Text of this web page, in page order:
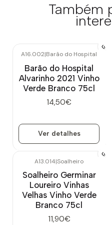
Também
A16.002|Barão do Hospital
Barão do Hospital
Alvarinho 2021 Vinho
Verde Branco 75cl
14,50€
Ver detalhes
A13.014|Soalheiro
Soalheiro Germinar
Loureiro Vinhas
Velhas Vinho Verde
Branco 75cl
11,90€